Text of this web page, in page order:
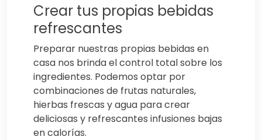
Crear tus propias bebidas
refrescantes
Preparar nuestras propias bebidas en
casa nos brinda el control total sobre los
ingredientes. Podemos optar por
combinaciones de frutas naturales,
hierbas frescas y agua para crear
deliciosas y refrescantes infusiones bajas
en calorías.